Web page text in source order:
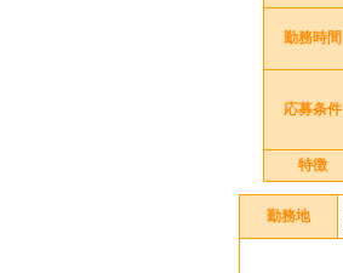
勤務時間
応募条件
特徴
勤務地